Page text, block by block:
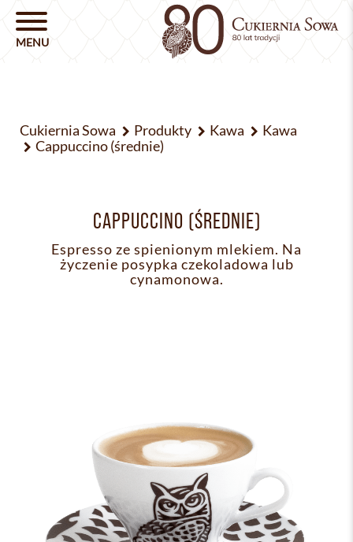
Cukiernia Sowa Produkty Kawa
Kawa
Cappuccino (średnie)
CAPPUCCINO (ŚREDNIE)
Espresso ze spienionym mlekiem. Na
życzenie posypka czekoladowa lub
cynamonowa.